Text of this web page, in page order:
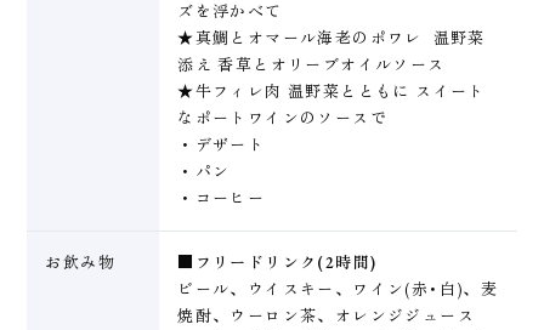
ズを浮かべて
★真鯛とオマール海老のポワレ 温野菜
添え 香草とオリーブオイルソース
★牛フィレ肉 温野菜とともに スイート
なポートワインのソースで
・デザート
・パン
・コーヒー
お飲み物
■フリードリンク(2時間)
ビール、ウイスキー、ワイン(赤･白)、麦
焼酎、ウーロン茶、オレンジジュース